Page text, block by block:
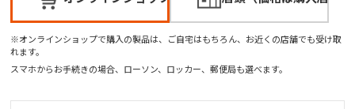
※オンラインショップで購入の製品は、ご自宅はもちろん、お近くの店舗でも受け取
れます。
スマホからお手続きの場合、ローソン、ロッカー、郵便局も選べます。